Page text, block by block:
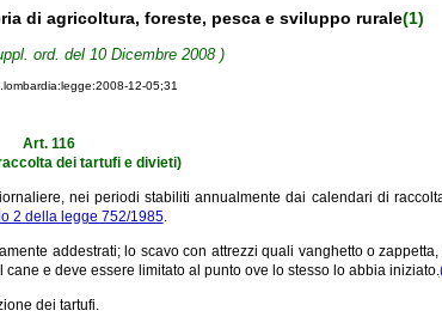
di agricoltura, foreste, pesca e sviluppo rurale(1)
ord. del 10 Dicembre 2008 )
12-05;31
Art. 116
dei tartufi e divieti)
nei periodi stabiliti annualmente dai calendari di
2 della legge 752/1985.
addestrati; lo scavo con attrezzi quali vanghetto o
e deve essere limitato al punto ove lo stesso lo abbia iniziato.
dei tartufi.